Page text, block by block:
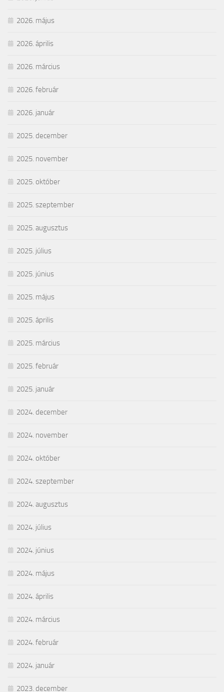
2026. május
2026. április
2026. március
2026. február
2026. január
2025. december
2025. november
2025. október
2025. szeptember
2025. augusztus
2025. július
2025. június
2025. május
2025. április
2025. március
2025. február
2025. január
2024. december
2024. november
2024. október
2024. szeptember
2024. augusztus
2024. július
2024. június
2024. május
2024. április
2024. március
2024. február
2024. január
2023. december